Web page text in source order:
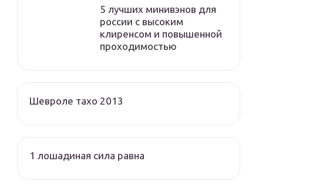
5 лучших минивэнов для
россии с высоким
клиренсом и повышенной
проходимостью
Шевроле тахо 2013
1 лошадиная сила равна